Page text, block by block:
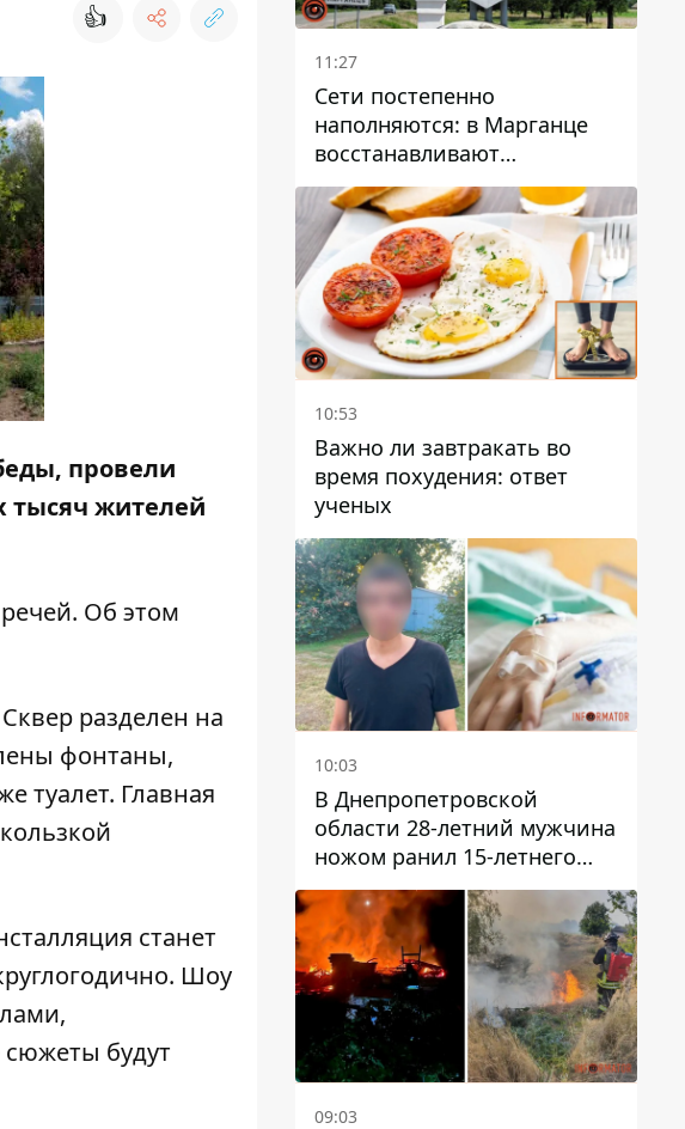
👍
провели
тысяч жителей
Об этом
разделен на
фонтаны,
туалет. Главная
станет
Шоу
будут
11:27
Сети постепенно
наполняются: в Марганце
восстанавливают
водоснабжение
10:53
Важно ли завтракать во
время похудения: ответ
ученых
10:03
В Днепропетровской
области 28-летний мужчина
ножом ранил 15-летнего
парня
09:03